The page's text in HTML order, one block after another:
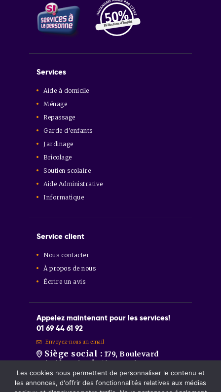
Services
Aide à domicile
Ménage
Repassage
Garde d’enfants
Jardinage
Bricolage
Soutien scolaire
Aide Administrative
Informatique
Service client
Nous contacter
À propos de nous
Écrire un avis
Appelez maintenant pour les services!
01 69 44 61 92
Envoyez-nous un email
Siège social : 179, Boulevard
Aristide Briand 91600 Savigny-sur-
Orge
Sainte-Geneviève-des-Bois :86
Route de Longpont 91700 Sainte-
Les cookies nous permettent de personnaliser le contenu et
les annonces, d'offrir des fonctionnalités relatives aux médias